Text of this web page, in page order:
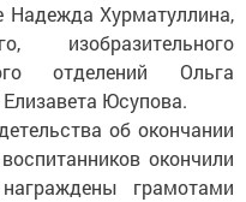
Надежда Хурматуллина,
изобразительного
отделений Ольга
Юсупова.
об окончании
окончили
грамотами